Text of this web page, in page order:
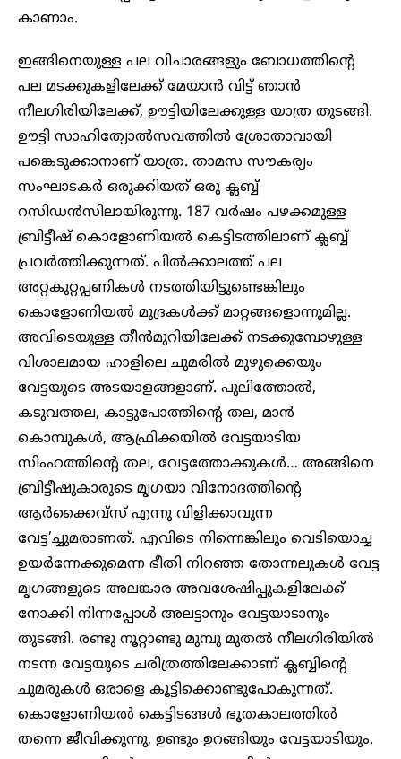
കാണാം.
ഇങ്ങിനെയുള്ള പല വിചാരങ്ങളും ബോധത്തിന്റെ
പല മടക്കുകളിലേക്ക് മേയാന്‍ വിട്ട് ഞാന്‍
നീലഗിരിയിലേക്ക്, ഊട്ടിയിലേക്കുള്ള യാത്ര തുടങ്ങി.
ഊട്ടി സാഹിത്യോല്‍സവത്തില്‍ ശ്രോതാവായി
പങ്കെടുക്കാനാണ് യാത്ര. താമസ സൗകര്യം
സംഘാടകര്‍ ഒരുക്കിയത് ഒരു ക്ലബ്ബ്
റസിഡന്‍സിലായിരുന്നു. 187 വര്‍ഷം പഴക്കമുള്ള
ബ്രിട്ടീഷ് കൊളോണിയല്‍ കെട്ടിടത്തിലാണ് ക്ലബ്ബ്
പ്രവര്‍ത്തിക്കുന്നത്. പില്‍ക്കാലത്ത് പല
അറ്റകുറ്റപ്പണികള്‍ നടത്തിയിട്ടുണ്ടെങ്കിലും
കൊളോണിയല്‍ മുദ്രകള്‍ക്ക് മാറ്റങ്ങളൊന്നുമില്ല.
അവിടെയുള്ള തീന്‍മുറിയിലേക്ക് നടക്കുമ്പോഴുള്ള
വിശാലമായ ഹാളിലെ ചുമരില്‍ മുഴുക്കെയും
വേട്ടയുടെ അടയാളങ്ങളാണ്. പുലിത്തോല്‍,
കടുവത്തല, കാട്ടുപോത്തിന്റെ തല, മാന്‍
കൊമ്പുകള്‍, ആഫ്രിക്കയില്‍ വേട്ടയാടിയ
സിംഹത്തിന്റെ തല, വേട്ടത്തോക്കുകള്‍… അങ്ങിനെ
ബ്രിട്ടീഷുകാരുടെ മൃഗയാ വിനോദത്തിന്റെ
ആര്‍ക്കൈവ്സ് എന്നു വിളിക്കാവുന്ന
വേട്ട’ച്ചുമരാണത്. എവിടെ നിന്നെങ്കിലും വെടിയൊച്ച
ഉയര്‍ന്നേക്കുമെന്ന ഭീതി നിറഞ്ഞ തോന്നലുകള്‍ വേട്ട
മൃഗങ്ങളുടെ അലങ്കാര അവശേഷിപ്പുകളിലേക്ക്
നോക്കി നിന്നപ്പോള്‍ അലട്ടാനും വേട്ടയാടാനും
തുടങ്ങി. രണ്ടു നൂറ്റാണ്ടു മുമ്പു മുതല്‍ നീലഗിരിയില്‍
നടന്ന വേട്ടയുടെ ചരിത്രത്തിലേക്കാണ് ക്ലബ്ബിന്റെ
ചുമരുകള്‍ ഒരാളെ കൂട്ടിക്കൊണ്ടുപോകുന്നത്.
കൊളോണിയല്‍ കെട്ടിടങ്ങള്‍ ഭൂതകാലത്തില്‍
തന്നെ ജീവിക്കുന്നു, ഉണ്ടും ഉറങ്ങിയും വേട്ടയാടിയും.